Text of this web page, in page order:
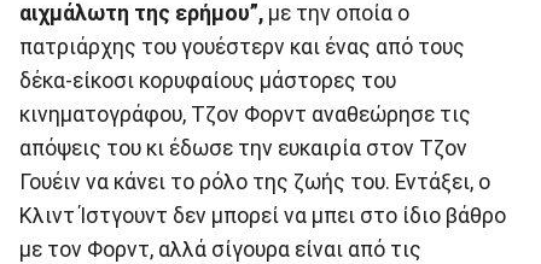
αιχμάλωτη της ερήμου”, με την οποία ο
πατριάρχης του γουέστερν και ένας από τους
δέκα-είκοσι κορυφαίους μάστορες του
κινηματογράφου, Τζον Φορντ αναθεώρησε τις
απόψεις του κι έδωσε την ευκαιρία στον Τζον
Γουέιν να κάνει το ρόλο της ζωής του. Εντάξει, ο
Κλιντ Ίστγουντ δεν μπορεί να μπει στο ίδιο βάθρο
με τον Φορντ, αλλά σίγουρα είναι από τις